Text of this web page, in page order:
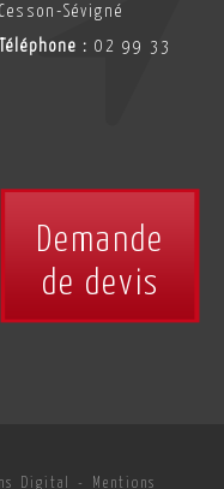
Cesson-Sévigné
Téléphone : 02 99 33
Demande
de devis
Digital - Mentions